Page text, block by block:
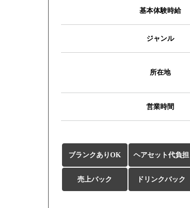
基本体験時給
ジャンル
所在地
営業時間
ブランクありOK ヘアセット代負担
売上バック ドリンクバック